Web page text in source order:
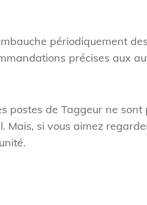
périodiquement
précises aux
postes de Taggeur ne sont
Mais, si vous aimez